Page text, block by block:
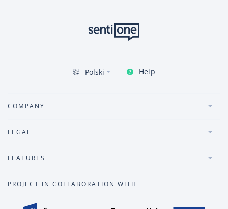
Polski Help
COMPANY
LEGAL
FEATURES
PROJECT IN COLLABORATION WITH